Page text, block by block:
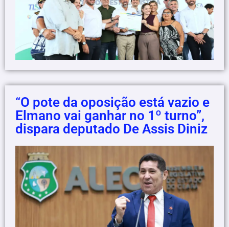
“O pote da oposição está vazio e
Elmano vai ganhar no 1º turno”,
dispara deputado De Assis Diniz